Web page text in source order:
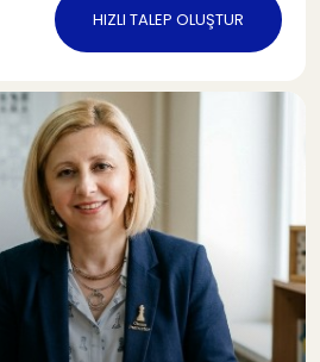
HIZLI TALEP OLUŞTUR